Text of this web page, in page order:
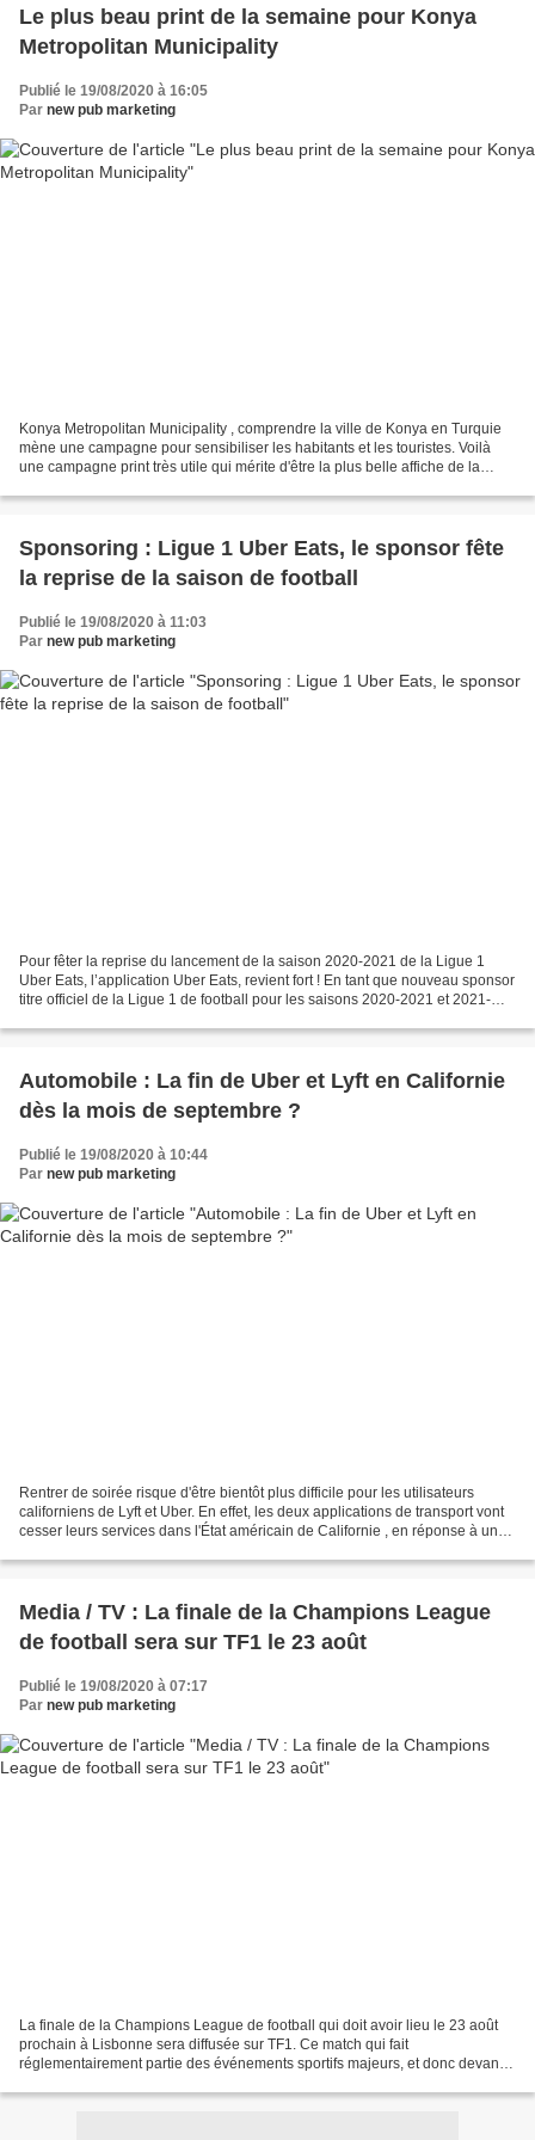
Le plus beau print de la semaine pour Konya
Metropolitan Municipality
Publié le 19/08/2020 à 16:05
Par new pub marketing
Konya Metropolitan Municipality , comprendre la ville de Konya en Turquie
mène une campagne pour sensibiliser les habitants et les touristes. Voilà
une campagne print très utile qui mérite d'être la plus belle affiche de la
Sponsoring : Ligue 1 Uber Eats, le sponsor fête
la reprise de la saison de football
Publié le 19/08/2020 à 11:03
Par new pub marketing
Pour fêter la reprise du lancement de la saison 2020-2021 de la Ligue 1
Uber Eats, l’application Uber Eats, revient fort ! En tant que nouveau sponsor
titre officiel de la Ligue 1 de football pour les saisons 2020-2021 et 2021-
Automobile : La fin de Uber et Lyft en Californie
dès la mois de septembre ?
Publié le 19/08/2020 à 10:44
Par new pub marketing
Rentrer de soirée risque d'être bientôt plus difficile pour les utilisateurs
californiens de Lyft et Uber. En effet, les deux applications de transport vont
cesser leurs services dans l'État américain de Californie , en réponse à une
Media / TV : La finale de la Champions League
de football sera sur TF1 le 23 août
Publié le 19/08/2020 à 07:17
Par new pub marketing
La finale de la Champions League de football qui doit avoir lieu le 23 août
prochain à Lisbonne sera diffusée sur TF1. Ce match qui fait
réglementairement partie des événements sportifs majeurs, et donc devant